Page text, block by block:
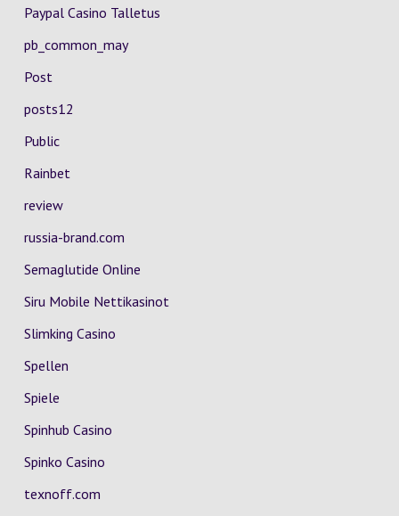
Paypal Casino Talletus
pb_common_may
Post
posts12
Public
Rainbet
review
russia-brand.com
Semaglutide Online
Siru Mobile Nettikasinot
Slimking Casino
Spellen
Spiele
Spinhub Casino
Spinko Casino
texnoff.com